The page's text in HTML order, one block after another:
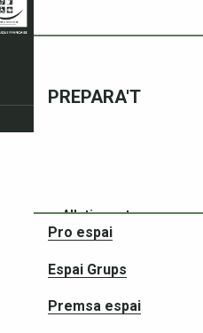
PREPARA'T
Allotjament
Pro espai
Espai Grups
Premsa espai